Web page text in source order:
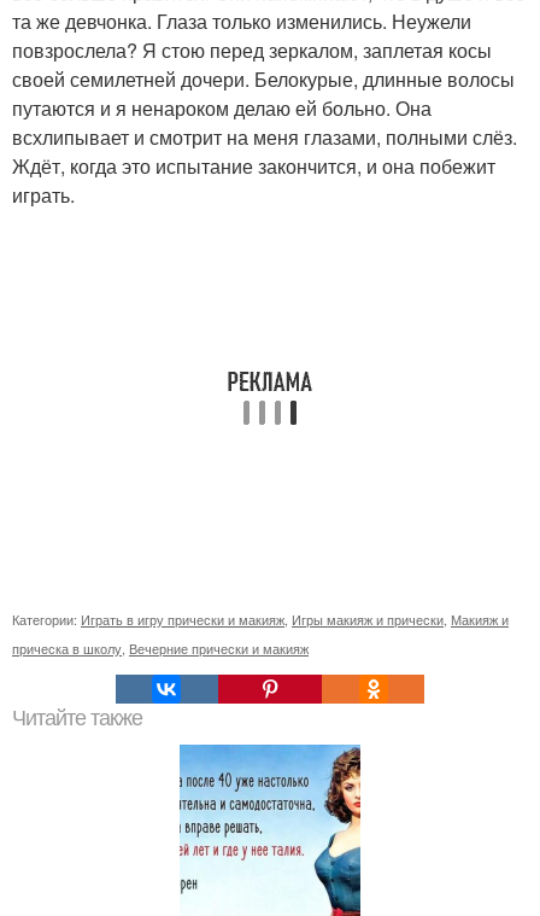
та же девчонка. Глаза только изменились. Неужели
повзрослела? Я стою перед зеркалом, заплетая косы
своей семилетней дочери. Белокурые, длинные волосы
путаются и я ненароком делаю ей больно. Она
всхлипывает и смотрит на меня глазами, полными слёз.
Ждёт, когда это испытание закончится, и она побежит
играть.
Категории: Играть в игру прически и макияж Игры макияж и прически Макияж и
прическа в школу Вечерние прически и макияж
Читайте также